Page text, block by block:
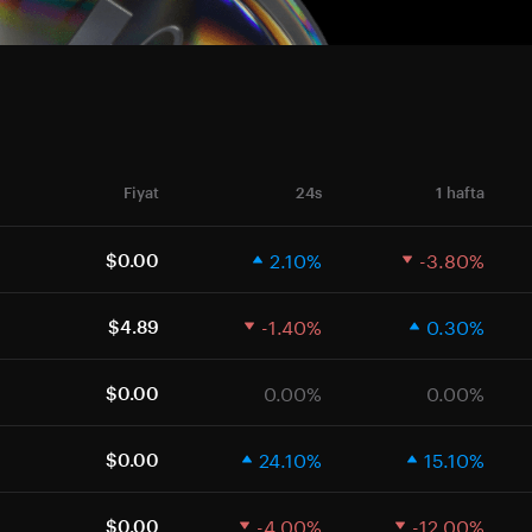
Fiyat 24s 1 hafta
$0.00 2.10% -3.80%
$4.89 -1.40% 0.30%
$0.00 0.00% 0.00%
$0.00 24.10% 15.10%
$0.00 -4.00% -12.00%